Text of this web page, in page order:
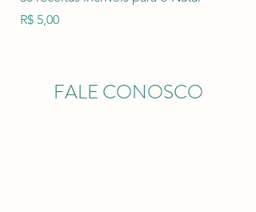
Preço
R$ 5,00
FALE CONOSCO